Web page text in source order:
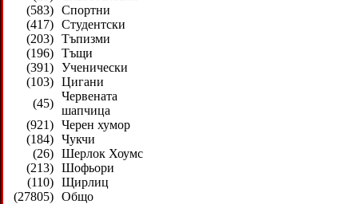
(583) Спортни
(417) Студентски
(203) Тъпизми
(196) Тъщи
(391) Ученически
(103) Цигани
(45)
Червената
шапчица
(921) Черен хумор
(184) Чукчи
(26) Шерлок Хоумс
(213) Шофьори
(110) Щирлиц
(27805) Общо